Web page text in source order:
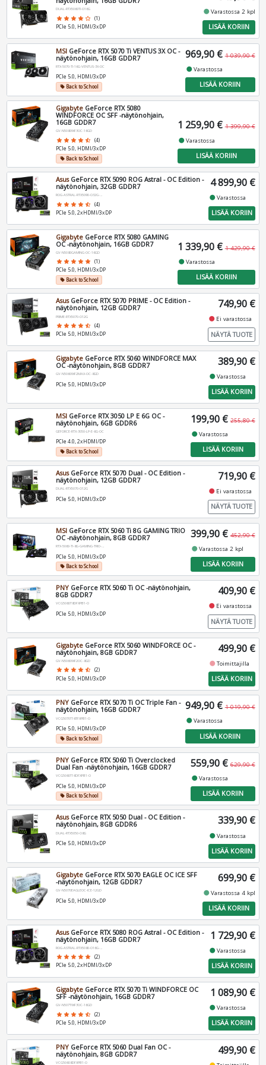
DUAL-RTX5060TI-O16G
star star star star star_border (1)
PCIe 5.0, HDMI/3xDP
fiber_manual_recordVarastossa 2 kpl
LISÄÄ KORIIN
MSI GeForce RTX 5070 Ti VENTUS 3X OC -
näytönohjain, 16GB GDDR7
RTX-5070-TI-16G-VENTUS-3X-OC
PCIe 5.0, HDMI/3xDP
local_offerBack to School
969,90 € 1 039,90 €
fiber_manual_recordVarastossa
LISÄÄ KORIIN
Gigabyte GeForce RTX 5080
WINDFORCE OC SFF -näytönohjain,
16GB GDDR7
GV-N5080WF3OC-16GD
star star star star star_half (4)
PCIe 5.0, HDMI/3xDP
local_offerBack to School
1 259,90 € 1 399,90 €
fiber_manual_recordVarastossa
LISÄÄ KORIIN
AsusGeForce RTX 5090 ROG Astral - OC Edition -
näytönohjain, 32GB GDDR7
ROG-ASTRAL-RTX5090-O32G-GAMING
star star star star star_half (4)
PCIe 5.0, 2xHDMI/3xDP
4 899,90 €
fiber_manual_recordVarastossa
LISÄÄ KORIIN
Gigabyte GeForce RTX 5080 GAMING
OC -näytönohjain, 16GB GDDR7
GV-N5080GAMING-OC-16GD
star star star star star (1)
PCIe 5.0, HDMI/3xDP
local_offerBack to School
1 339,90 € 1 429,90 €
fiber_manual_recordVarastossa
LISÄÄ KORIIN
AsusGeForce RTX 5070 PRIME - OC Edition -
näytönohjain, 12GB GDDR7
PRIME-RTX5070-O12G
star star star star star_half (4)
PCIe 5.0, HDMI/3xDP
749,90 €
fiber_manual_record Ei varastossa
NÄYTÄ TUOTE
Gigabyte GeForce RTX 5060 WINDFORCE MAX
OC -näytönohjain, 8GB GDDR7
GV-N5060WF2MAX-OC-8GD
PCIe 5.0, HDMI/3xDP
389,90 €
fiber_manual_recordVarastossa
LISÄÄ KORIIN
MSI GeForce RTX 3050 LP E 6G OC -
näytönohjain, 6GB GDDR6
GEFORCE-RTX-3050-LP-E-6G-OC
PCIe 4.0, 2xHDMI/DP
local_offerBack to School
199,90 € 255,80 €
fiber_manual_recordVarastossa
LISÄÄ KORIIN
AsusGeForce RTX 5070 Dual - OC Edition -
näytönohjain, 12GB GDDR7
DUAL-RTX5070-O12G
PCIe 5.0, HDMI/3xDP
719,90 €
fiber_manual_record Ei varastossa
NÄYTÄ TUOTE
MSI GeForce RTX 5060 Ti 8G GAMING TRIO
OC -näytönohjain, 8GB GDDR7
RTX-5060-TI-8G-GAMING-TRIO-OC
PCIe 5.0, HDMI/3xDP
local_offerBack to School
399,90 € 452,90 €
fiber_manual_recordVarastossa 2 kpl
LISÄÄ KORIIN
PNY GeForce RTX 5060 Ti OC -näytönohjain,
8GB GDDR7
VCG5060T8DFXPB1-O
PCIe 5.0, HDMI/3xDP
409,90 €
fiber_manual_record Ei varastossa
NÄYTÄ TUOTE
Gigabyte GeForce RTX 5060 WINDFORCE OC -
näytönohjain, 8GB GDDR7
GV-N5060WF2OC-8GD
star star star star star_half (2)
PCIe 5.0, HDMI/3xDP
499,90 €
fiber_manual_recordToimittajilla
LISÄÄ KORIIN
PNY GeForce RTX 5070 Ti OC Triple Fan -
näytönohjain, 16GB GDDR7
VCG5070T16TFXPB1-O
PCIe 5.0, HDMI/3xDP
local_offerBack to School
949,90 € 1 019,90 €
fiber_manual_recordVarastossa
LISÄÄ KORIIN
PNY GeForce RTX 5060 Ti Overclocked
Dual Fan -näytönohjain, 16GB GDDR7
VCG5060T16DFXPB1-O
PCIe 5.0, HDMI/3xDP
local_offerBack to School
559,90 € 629,90 €
fiber_manual_recordVarastossa
LISÄÄ KORIIN
AsusGeForce RTX 5050 Dual - OC Edition -
näytönohjain, 8GB GDDR6
DUAL-RTX5050-O8G
PCIe 5.0, HDMI/3xDP
339,90 €
fiber_manual_recordVarastossa
LISÄÄ KORIIN
Gigabyte GeForce RTX 5070 EAGLE OC ICE SFF
-näytönohjain, 12GB GDDR7
GV-N5070EAGLEOC-ICE-12GD
PCIe 5.0, HDMI/3xDP
699,90 €
fiber_manual_recordVarastossa 4 kpl
LISÄÄ KORIIN
AsusGeForce RTX 5080 ROG Astral - OC Edition -
näytönohjain, 16GB GDDR7
ROG-ASTRAL-RTX5080-O16G-GAMING
star star star star star (2)
PCIe 5.0, 2xHDMI/3xDP
1 729,90 €
fiber_manual_recordVarastossa
LISÄÄ KORIIN
Gigabyte GeForce RTX 5070 Ti WINDFORCE OC
SFF -näytönohjain, 16GB GDDR7
GV-N507TWF3OC-16GD
star star star star star_half (2)
PCIe 5.0, HDMI/3xDP
1 089,90 €
fiber_manual_recordVarastossa
LISÄÄ KORIIN
PNY GeForce RTX 5060 Dual Fan OC -
näytönohjain, 8GB GDDR7
VCG50608DFXPB1-O
499,90 €